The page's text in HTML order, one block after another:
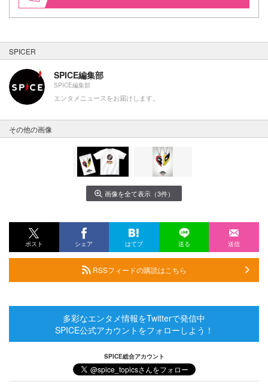
SPICER
SPICE編集部
SPICE編集部
エンタメニュースをお届けします。
その他の画像
画像を全て表示（3件）
ポスト シェア はてブ 送る 送信
RSSフィードの購読はこちら
多彩なエンタメ情報をTwitterで発信中
SPICE公式アカウントをフォローしよう！
SPICE総合アカウント